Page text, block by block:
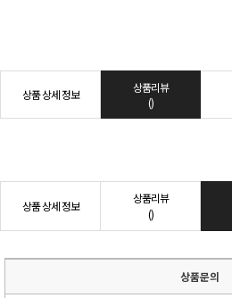
상품 상세 정보
상품리뷰
()
상품 상세 정보
상품리뷰
()
상품문의